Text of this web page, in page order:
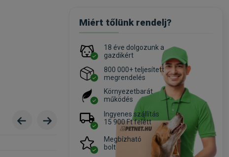
Miért tőlünk rendelj?
18 éve dolgozunk a
gazdikért
800 000+ teljesített
megrendelés
Környezetbarát
működés
Ingyenes szállítás
15 900 Ft felett
Megbízható
bolt